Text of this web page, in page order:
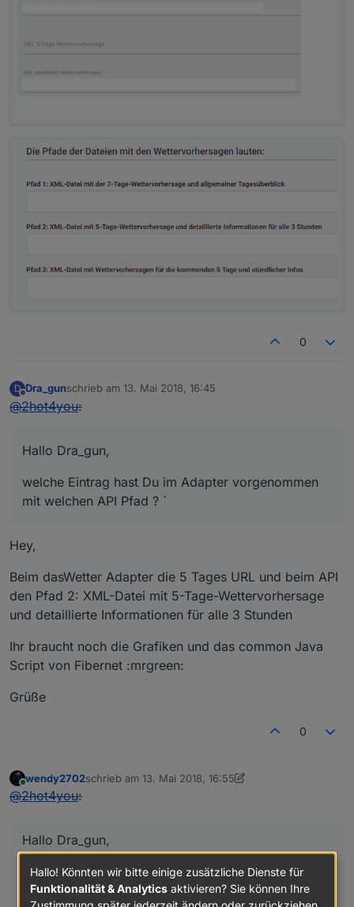
0
D
Offline
Dra_gunschrieb am 13. Mai 2018, 16:45
zuletzt editiert von
@2hot4you:
Hallo Dra_gun,
welche Eintrag hast Du im Adapter vorgenommen
mit welchen API Pfad ? `
Hey,
Beim dasWetter Adapter die 5 Tages URL und beim API
den Pfad 2: XML-Datei mit 5-Tage-Wettervorhersage
und detaillierte Informationen für alle 3 Stunden
Ihr braucht noch die Grafiken und das common Java
Script von Fibernet :mrgreen:
Grüße
0
Online
wendy2702schrieb am 13. Mai 2018, 16:55
zuletzt editiert von Jey Cee
@2hot4you:
Hallo Dra_gun,
welche Eintrag hast Du im Adapter vorgenommen
mit welchen API Pfad ? `
Hallo! Könnten wir bitte einige zusätzliche Dienste für
Funktionalität & Analytics aktivieren? Sie können Ihre